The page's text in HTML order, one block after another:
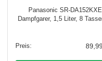
Panasonic SR-
Dampfgarer, 1,5 Liter, 8